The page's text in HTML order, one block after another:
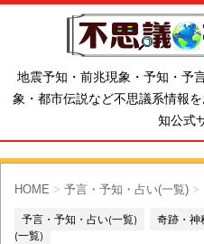
地震予知・前兆現象・予知・予
象・都市伝説など不思議系情報
知公式
HOME > 予言・予知・占い(一覧) >
予言・予知・占い(一覧) 奇跡・神
(一覧)